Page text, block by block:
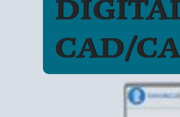
CAD/